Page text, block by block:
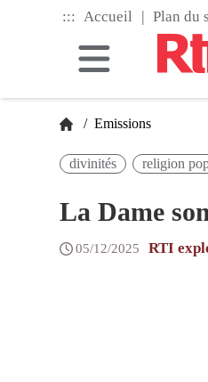
::: Accueil | Plan du
/ Emissions
divinités religion
La Dame
05/12/2025 RTI